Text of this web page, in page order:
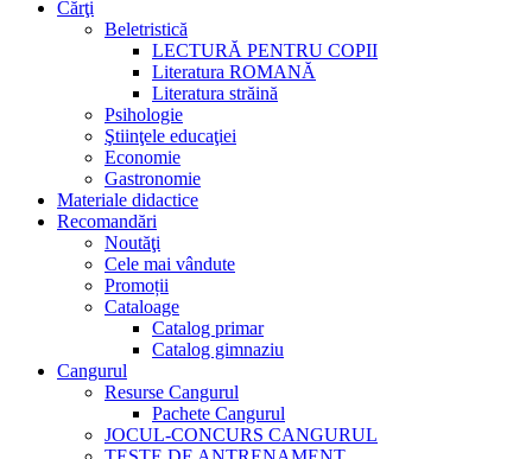
Cărţi
Beletristică
LECTURĂ PENTRU COPII
Literatura ROMANĂ
Literatura străină
Psihologie
Ştiinţele educaţiei
Economie
Gastronomie
Materiale didactice
Recomandări
Noutăţi
Cele mai vândute
Promoții
Cataloage
Catalog primar
Catalog gimnaziu
Cangurul
Resurse Cangurul
Pachete Cangurul
JOCUL-CONCURS CANGURUL